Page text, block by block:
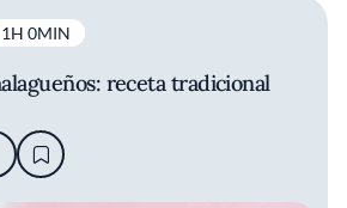
1H 0MIN
receta tradicional